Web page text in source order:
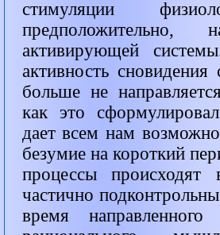
стимуляции
предположительно,
активирующей
активность сновидения
больше не
как это
дает всем нам
безумие на короткий
процессы
частично
время